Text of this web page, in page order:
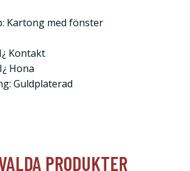
Kartong med fönster
Kontakt
Hona
Guldplaterad
PRODUKTER